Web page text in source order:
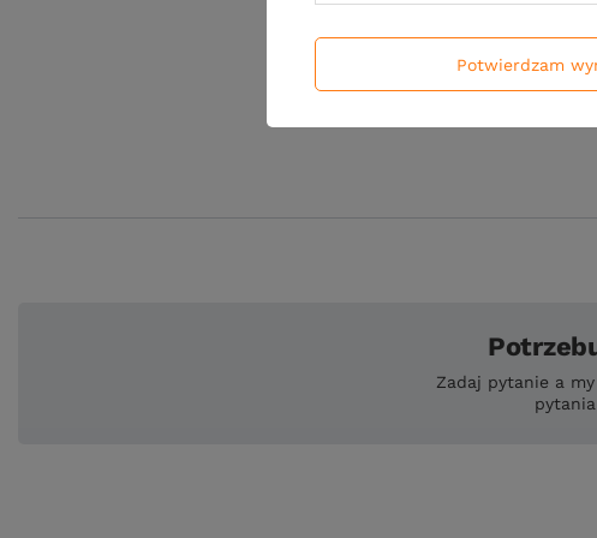
Zadaj pytanie a
Potwierdzam